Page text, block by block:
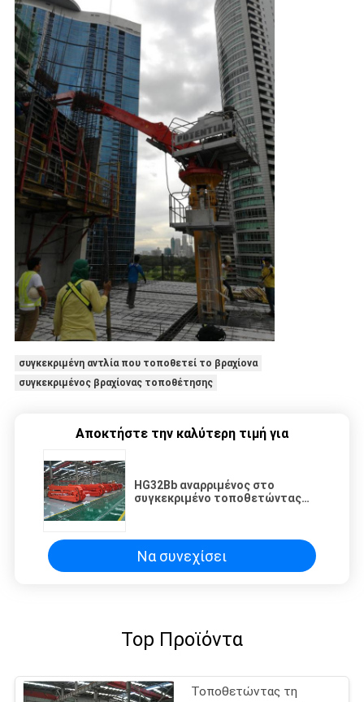
συγκεκριμένη αντλία που τοποθετεί το βραχίονα
συγκεκριμένος βραχίονας τοποθέτησης
Αποκτήστε την καλύτερη τιμή για
HG32Bb αναρριμένος στο
συγκεκριμένο τοποθετώντας
Να συνεχίσει
Top Προϊόντα
Τοποθετώντας τη